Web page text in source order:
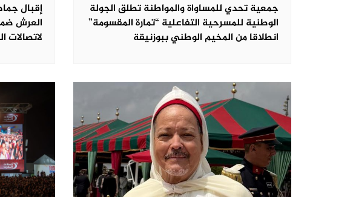
جمعية تحدي للمساواة والمواطنة تطلق الجولة
الوطنية للمسرحية التفاعلية “تمارة المقسومة”
انطلاقا من المخيم الوطني ببوزنيقة
إقبال
العرش
لاتصالات